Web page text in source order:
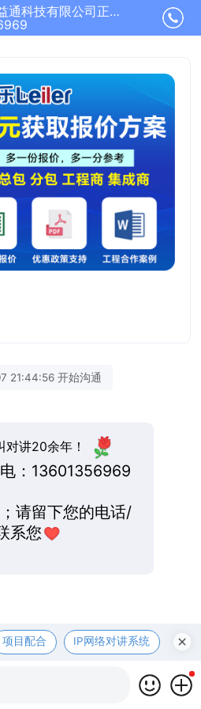
北京莱乐益通科技有限公司正在为您服务
21:44:56 开始沟通
对讲20余年！
：13601356969
请留下您的电话/
系您
项目配合 IP网络对讲系统 医